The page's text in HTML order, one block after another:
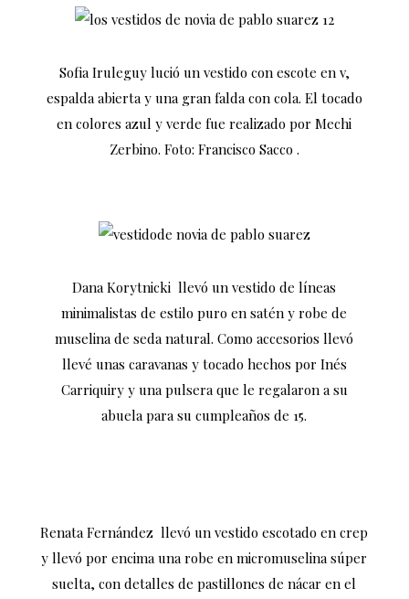
Sofia Iruleguy lució un vestido con escote en v,
espalda abierta y una gran falda con cola. El tocado
en colores azul y verde fue realizado por Mechi
Zerbino. Foto: Francisco Sacco .
Dana Korytnicki llevó un vestido de líneas
minimalistas de estilo puro en satén y robe de
muselina de seda natural. Como accesorios llevó
llevé unas caravanas y tocado hechos por Inés
Carriquiry y una pulsera que le regalaron a su
abuela para su cumpleaños de 15.
Renata Fernández llevó un vestido escotado en crep
y llevó por encima una robe en micromuselina súper
suelta, con detalles de pastillones de nácar en el